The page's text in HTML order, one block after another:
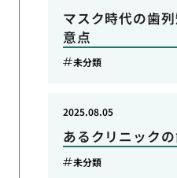
マスク時代の歯
意点
未分類
あるクリニック
2025.08.05
未分類